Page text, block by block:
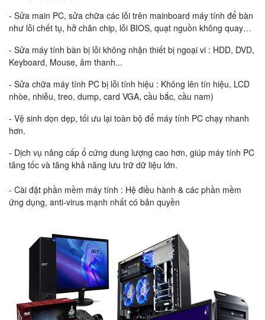
- Sửa main PC, sửa chữa các lỗi trên mainboard máy tính để bàn
như lỗi chết tụ, hở chân chip, lỗi BIOS, quạt nguồn không quay…
- Sửa máy tính bàn bị lỗi không nhận thiết bị ngoại vi : HDD, DVD,
Keyboard, Mouse, âm thanh...
- Sửa chữa máy tính PC bị lỗi tính hiệu : Không lên tín hiệu, LCD
nhòe, nhiễu, treo, dump, card VGA, cầu bắc, cầu nam)
- Vệ sinh dọn dẹp, tối ưu lại toàn bộ để máy tính PC chạy nhanh
hơn.
- Dịch vụ nâng cấp ổ cứng dung lượng cao hơn, giúp máy tính PC
tăng tốc và tăng khả năng lưu trữ dữ liệu lớn.
- Cài đặt phần mềm máy tính : Hệ điều hành & các phần mềm
ứng dụng, anti-virus mạnh nhất có bản quyền